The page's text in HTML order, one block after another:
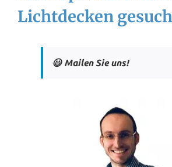
Lichtdecken
😃 Mailen Sie uns!